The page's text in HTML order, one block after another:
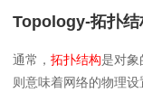
Topology-拓扑结
通常， 拓扑结构是对象
则意味着网络的物理设